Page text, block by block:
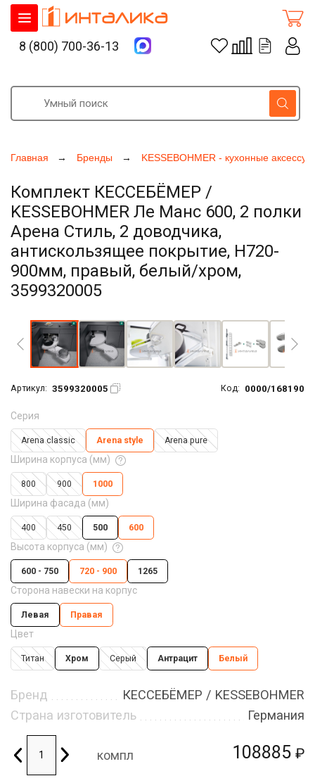
Главная Бренды KESSEBOHMER - кухонные
Комплект КЕССЕБЁМЕР /
KESSEBOHMER Ле Манс 600, 2 полки
Арена Стиль, 2 доводчика,
антискользящее покрытие, H720-
900мм, правый, белый/хром,
3599320005
Артикул: 3599320005 Код: 0000/168190
108885 ₽
Серия
Arena classic Arena style Arena pure
Ширина корпуса (мм)
800 900 1000
Ширина фасада (мм)
400 450 500 600
Высота корпуса (мм)
600 - 750 720 - 900 1265
Сторона навески на корпус
Левая Правая
Цвет
Титан Хром Серый Антрацит Белый
Бренд
КЕССЕБЁМЕР / KESSEBOHMER
Страна изготовитель
Германия
компл
8 (800) 700-36-13